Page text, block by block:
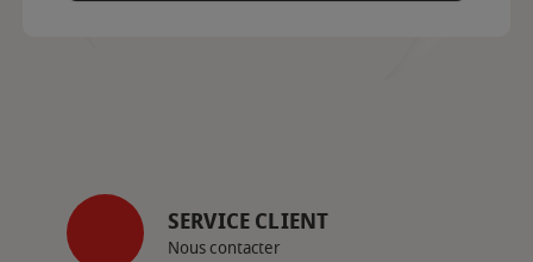
SERVICE CLIENT
Nous contacter